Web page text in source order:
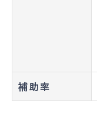
補助率